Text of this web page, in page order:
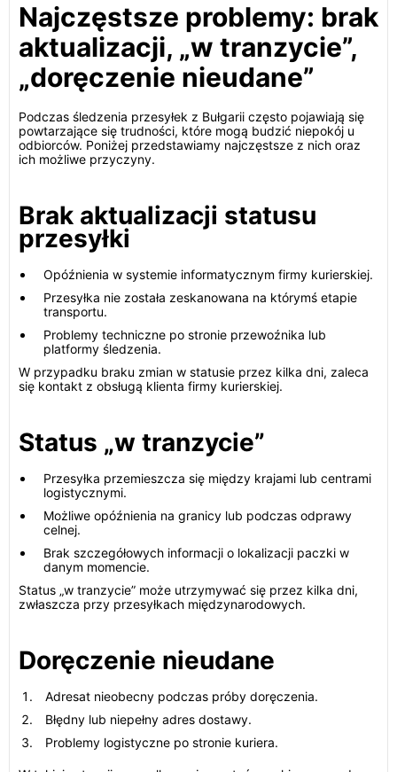
Najczęstsze problemy: brak
aktualizacji, „w tranzycie”,
„doręczenie nieudane”
Podczas śledzenia przesyłek z Bułgarii często pojawiają się
powtarzające się trudności, które mogą budzić niepokój u
odbiorców. Poniżej przedstawiamy najczęstsze z nich oraz
ich możliwe przyczyny.
Brak aktualizacji statusu
przesyłki
Opóźnienia w systemie informatycznym firmy kurierskiej.
Przesyłka nie została zeskanowana na którymś etapie
transportu.
Problemy techniczne po stronie przewoźnika lub
platformy śledzenia.
W przypadku braku zmian w statusie przez kilka dni, zaleca
się kontakt z obsługą klienta firmy kurierskiej.
Status „w tranzycie”
Przesyłka przemieszcza się między krajami lub centrami
logistycznymi.
Możliwe opóźnienia na granicy lub podczas odprawy
celnej.
Brak szczegółowych informacji o lokalizacji paczki w
danym momencie.
Status „w tranzycie” może utrzymywać się przez kilka dni,
zwłaszcza przy przesyłkach międzynarodowych.
Doręczenie nieudane
Adresat nieobecny podczas próby doręczenia.
Błędny lub niepełny adres dostawy.
Problemy logistyczne po stronie kuriera.